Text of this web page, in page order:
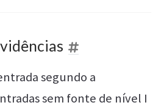
segundo a
sem fonte de nível I